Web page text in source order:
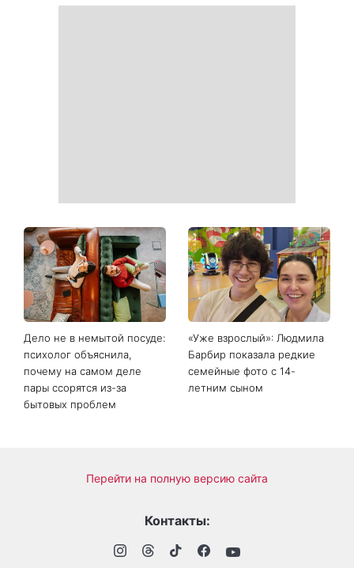
Дело не в немытой посуде:
психолог объяснила,
почему на самом деле
пары ссорятся из-за
бытовых проблем
«Уже взрослый»: Людмила
Барбир показала редкие
семейные фото с 14-
летним сыном
Перейти на полную версию сайта
Контакты: